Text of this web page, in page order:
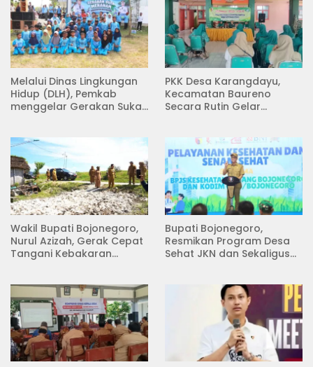
Melalui Dinas Lingkungan
Hidup (DLH), Pemkab
menggelar Gerakan Suka
PKK Desa Karangdayu,
Kecamatan Baureno
Secara Rutin Gelar
Wakil Bupati Bojonegoro,
Nurul Azizah, Gerak Cepat
Tangani Kebakaran
Bupati Bojonegoro,
Resmikan Program Desa
Sehat JKN dan Sekaligus